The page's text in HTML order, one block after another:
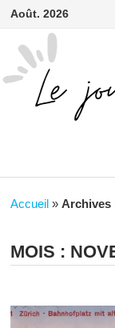
Passer
contenu
Août. 2026
Accueil» Archives
MOIS :